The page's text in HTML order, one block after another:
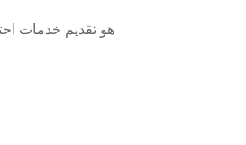
هو تقديم خدمات